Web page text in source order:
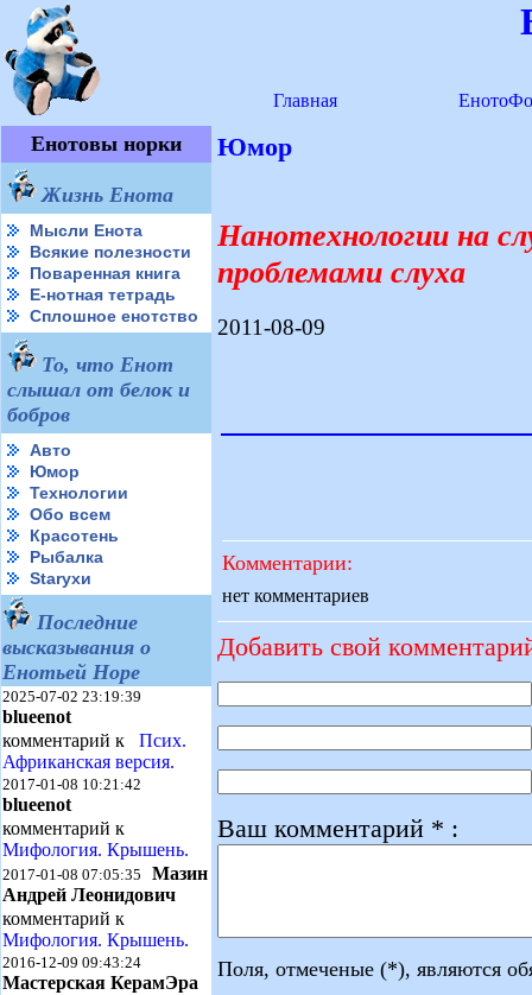
Главная
Енотовы норки
Жизнь Енота
Мысли Енота
Всякие полезности
Поваренная книга
Е-нотная тетрадь
Сплошное енотство
То, что Енот
слышал от белок и
бобров
Авто
Юмор
Технологии
Обо всем
Красотень
Рыбалка
Starухи
Последние
высказывания о
Енотьей Норе
2025-07-02 23:19:39
blueenot
комментарий к Псих.
Африканская версия.
2017-01-08 10:21:42
blueenot
комментарий к
Мифология. Крышень.
2017-01-08 07:05:35 Мазин
Андрей Леонидович
комментарий к
Мифология. Крышень.
2016-12-09 09:43:24
Мастерская КерамЭра
Юмор
Нанотехнологии на
проблемами слуха
2011-08-09
Комментарии:
нет комментариев
Добавить свой
Ваш комментарий * :
Поля, отмеченые (*), являются